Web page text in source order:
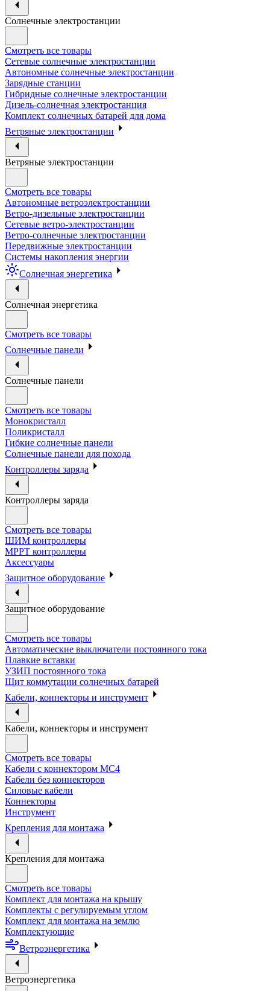
Солнечные электростанции
Смотреть все товары
Сетевые солнечные электростанции
Автономные солнечные электростанции
Зарядные станции
Гибридные солнечные электростанции
Дизель-солнечная электростанция
Комплект солнечных батарей для дома
Ветряные электростанции
Ветряные электростанции
Смотреть все товары
Автономные ветроэлектростанции
Ветро-дизельные электростанции
Сетевые ветро-электростанции
Ветро-солнечные электростанции
Передвижные электростанции
Системы накопления энергии
Солнечная энергетика
Солнечная энергетика
Смотреть все товары
Солнечные панели
Солнечные панели
Смотреть все товары
Монокристалл
Поликристалл
Гибкие солнечные панели
Солнечные панели для похода
Контроллеры заряда
Контроллеры заряда
Смотреть все товары
ШИМ контроллеры
МРРТ контроллеры
Аксессуары
Защитное оборудование
Защитное оборудование
Смотреть все товары
Автоматические выключатели постоянного тока
Плавкие вставки
УЗИП постоянного тока
Щит коммутации солнечных батарей
Кабели, коннекторы и инструмент
Кабели, коннекторы и инструмент
Смотреть все товары
Кабели с коннектором МС4
Кабели без коннекторов
Силовые кабели
Коннекторы
Инструмент
Крепления для монтажа
Крепления для монтажа
Смотреть все товары
Комплект для монтажа на крышу
Комплекты с регулируемым углом
Комплект для монтажа на землю
Комплектующие
Ветроэнергетика
Ветроэнергетика